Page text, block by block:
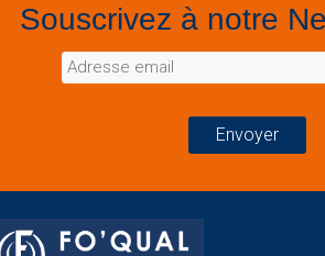
Souscrivez à notre